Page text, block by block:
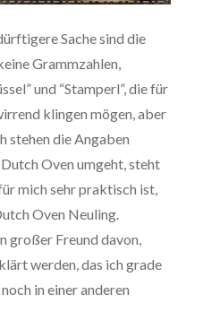
Sache sind die
Grammzahlen,
und “Stamperl”, die für
klingen mögen, aber
stehen die Angaben
Oven umgeht, steht
mich sehr praktisch ist,
Oven Neuling.
großer Freund davon,
werden, das ich grade
in einer anderen